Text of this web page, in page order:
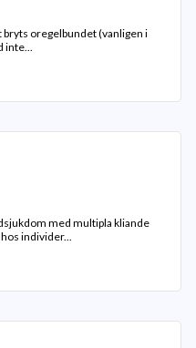
oregelbundet (vanligen i
inte...
med multipla kliande
individer...